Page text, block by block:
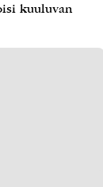
kuuluvan